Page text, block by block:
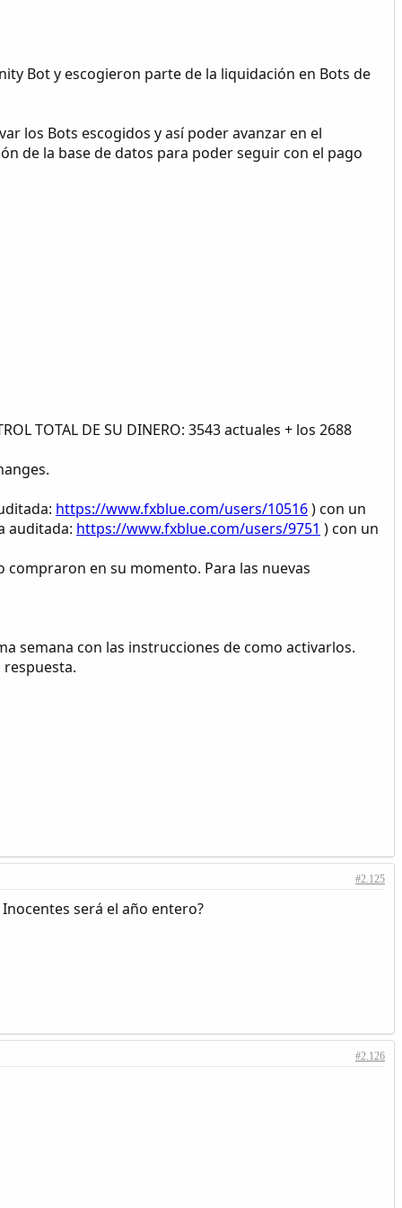
Bot y escogieron parte de la liquidación en Bots de
los Bots escogidos y así poder avanzar en el
de la base de datos para poder seguir con el pago
TOTAL DE SU DINERO: 3543 actuales + los 2688
https://www.fxblue.com/users/10516) con un
auditada: https://www.fxblue.com/users/9751 ) con un
en su momento. Para las nuevas
semana con las instrucciones de como activarlos.
#2.125
será el año entero?
#2.126